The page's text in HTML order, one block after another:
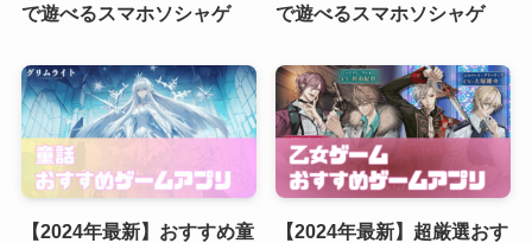
で遊べるスマホソシャゲ
で遊べるスマホソシャゲ
【2024年最新】おすすめ童
【2024年最新】超厳選おす